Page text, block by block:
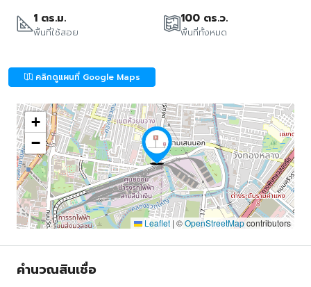
1 ตร.ม.
พื้นที่ใช้สอย
100 ตร.ว.
พื้นที่ทั้งหมด
คลิกดูแผนที่ Google Maps
+
−
Leaflet | ©OpenStreetMapcontributors
คำนวณสินเชื่อ